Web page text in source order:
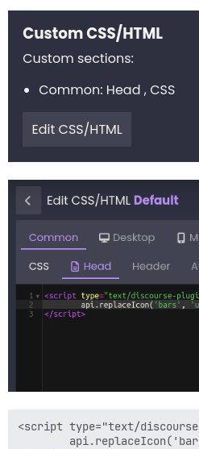
<script type="text/